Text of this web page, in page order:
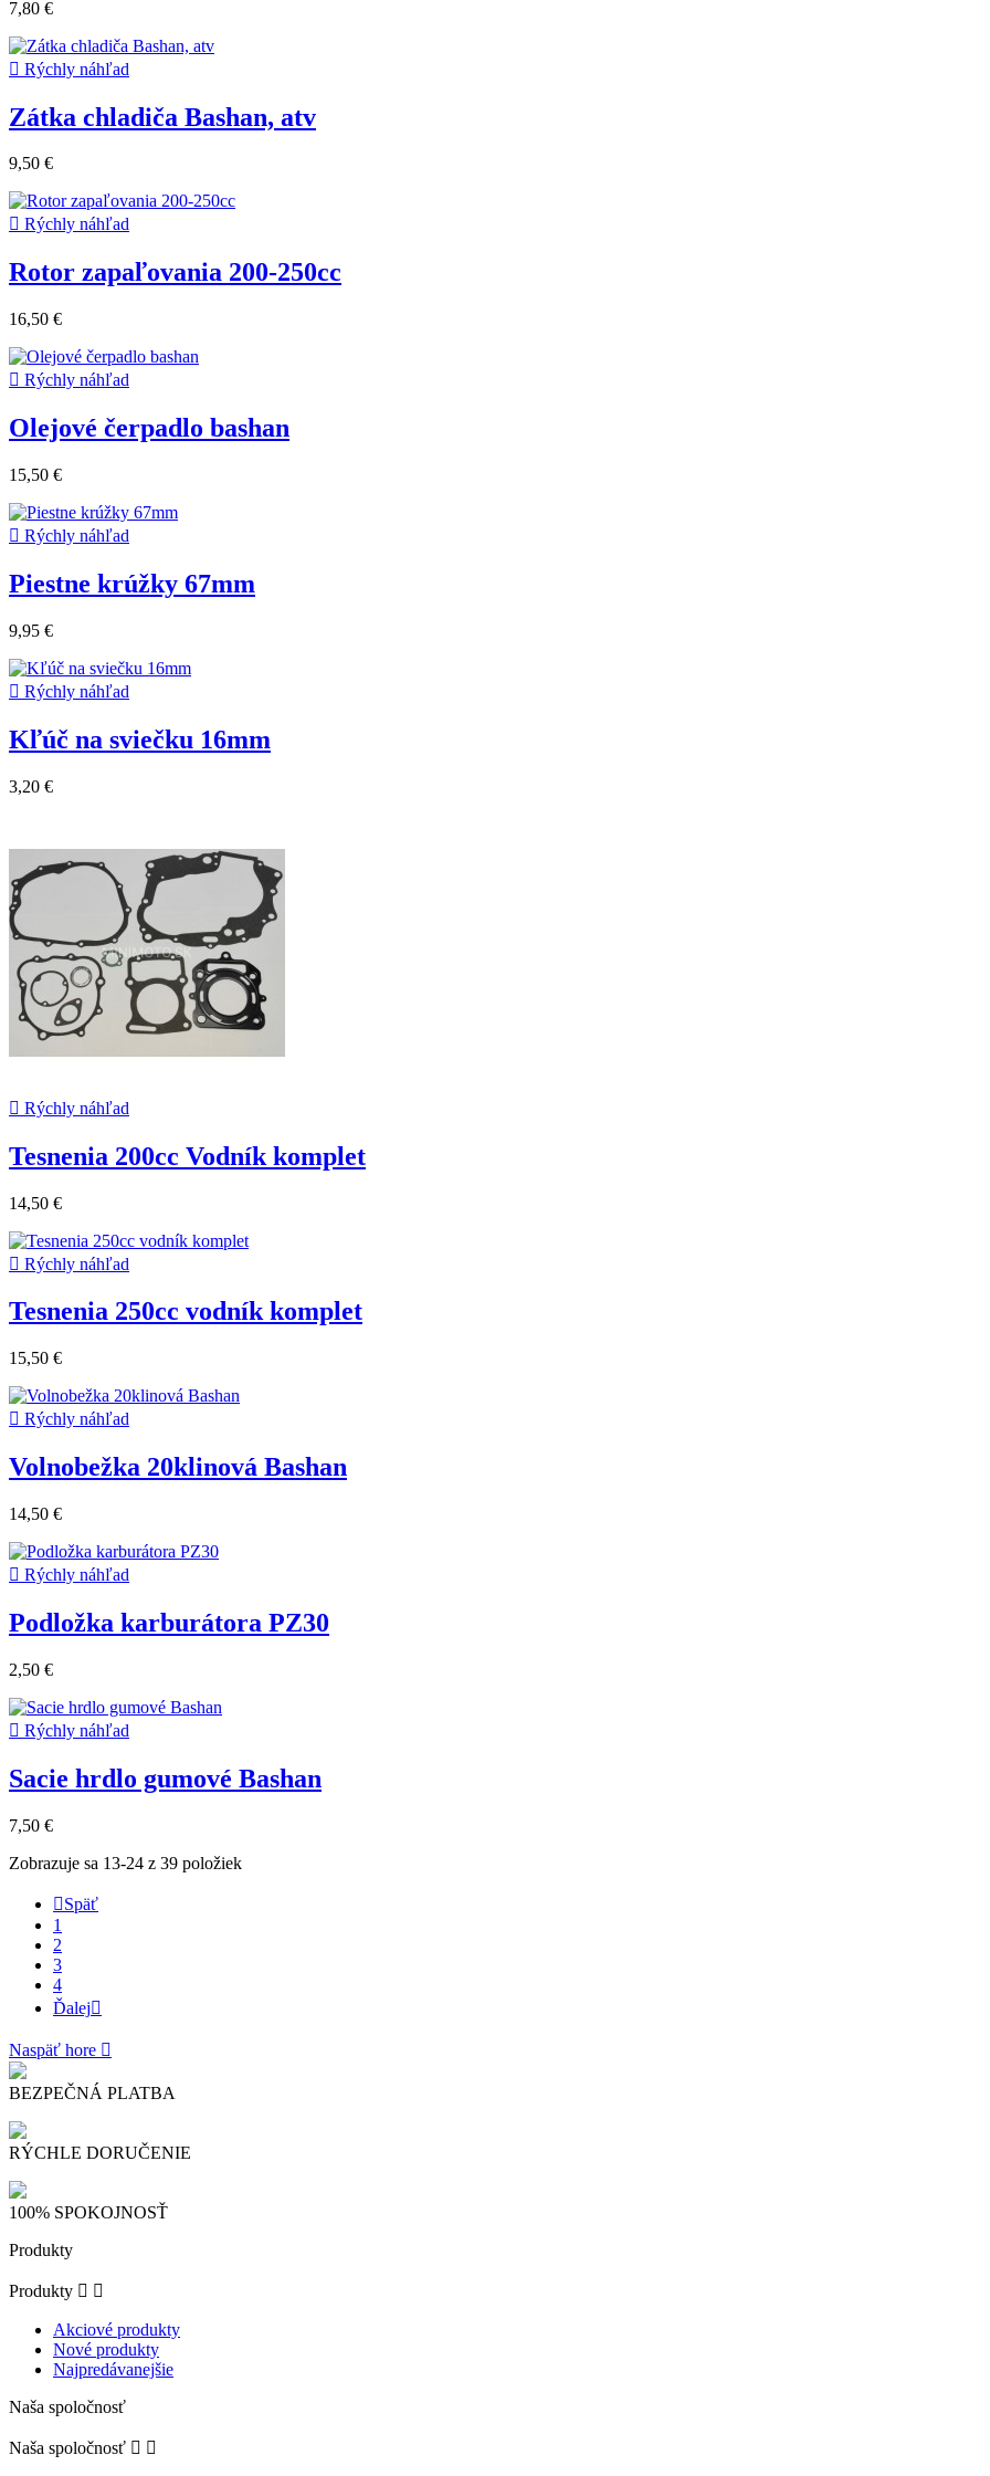
7,80 €
 Rýchly náhľad
Zátka chladiča Bashan, atv
9,50 €
 Rýchly náhľad
Rotor zapaľovania 200-250cc
16,50 €
 Rýchly náhľad
Olejové čerpadlo bashan
15,50 €
 Rýchly náhľad
Piestne krúžky 67mm
9,95 €
 Rýchly náhľad
Kľúč na sviečku 16mm
3,20 €
 Rýchly náhľad
Tesnenia 200cc Vodník komplet
14,50 €
 Rýchly náhľad
Tesnenia 250cc vodník komplet
15,50 €
 Rýchly náhľad
Volnobežka 20klinová Bashan
14,50 €
 Rýchly náhľad
Podložka karburátora PZ30
2,50 €
 Rýchly náhľad
Sacie hrdlo gumové Bashan
7,50 €
Zobrazuje sa 13-24 z 39 položiek
Späť
1
2
3
4
Ďalej
Naspäť hore 
BEZPEČNÁ PLATBA
RÝCHLE DORUČENIE
100% SPOKOJNOSŤ
Produkty
Produkty  
Akciové produkty
Nové produkty
Najpredávanejšie
Naša spoločnosť
Naša spoločnosť  